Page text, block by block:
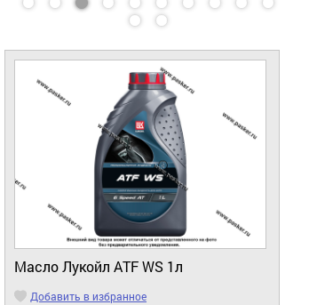
Масло Лукойл ATF WS 1л
Добавить в избранное